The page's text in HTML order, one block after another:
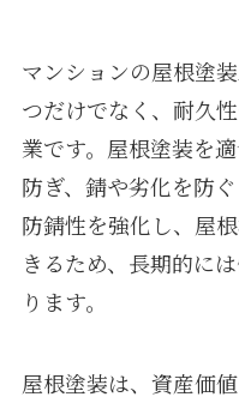
マンションの屋根塗
つだけでなく、耐久
業です。屋根塗装を
防ぎ、錆や劣化を防
防錆性を強化し、屋
きるため、長期的に
ります。
屋根塗装は、資産価